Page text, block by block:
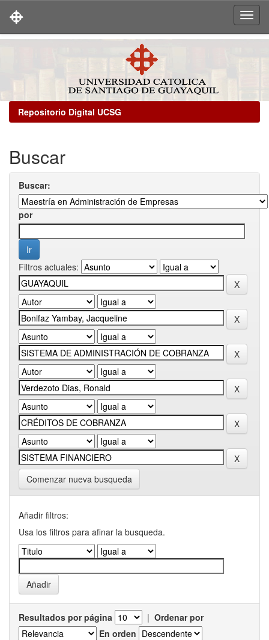
Repositorio Digital UCSG
Buscar
Buscar:
por
Filtros actuales:
Comenzar nueva busqueda
Añadir filtros:
Usa los filtros para afinar la busqueda.
Resultados por página | Ordenar por
En orden